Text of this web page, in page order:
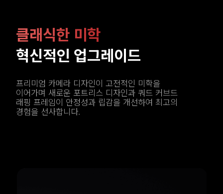
클래식한 미학
프리미엄 카메라 디자인이 고전적인 미학을
이어가며 새로운 포트리스 디자인과 쿼드 커브드
래핑 프레임이 안정성과 립감을 개선하여 최고의
경험을 선사합니다.